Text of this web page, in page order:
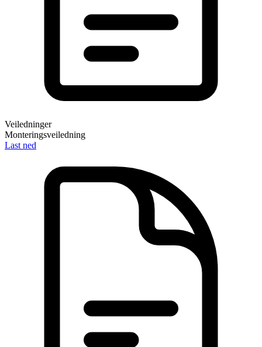
Veiledninger
Monteringsveiledning
Last ned